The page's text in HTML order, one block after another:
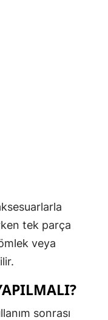
tek parça
veya
sonrası